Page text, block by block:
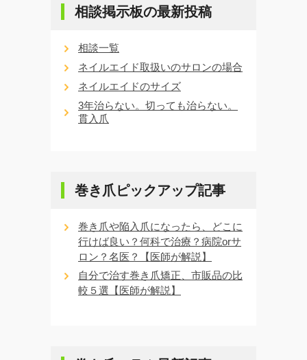
相談掲示板の最新投稿
相談一覧
ネイルエイド取扱いのサロンの場合
ネイルエイドのサイズ
3年治らない。切っても治らない。
貫入爪
巻き爪ピックアップ記事
巻き爪や陥入爪になったら、どこに
行けば良い？何科で治療？病院orサ
ロン？名医？【医師が解説】
自分で治す巻き爪矯正、市販品の比
較５選【医師が解説】